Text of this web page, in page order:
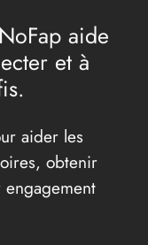
aide
et à
aider les
obtenir